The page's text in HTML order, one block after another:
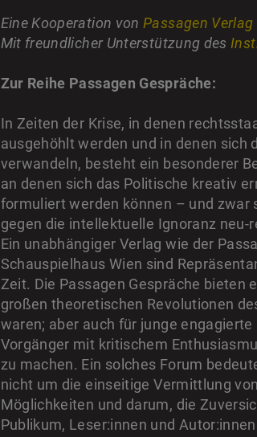
Eine Kooperation von Passagen Verlag
Mit freundlicher Unterstützung des
Zur Reihe Passagen Gespräche:
In Zeiten der Krise, in denen
ausgehöhlt werden und in denen
verwandeln, besteht ein besonderer
an denen sich das Politische kreativ
formuliert werden können – und zwar
gegen die intellektuelle Ignoranz neu-
Ein unabhängiger Verlag wie der
Schauspielhaus Wien sind
Zeit. Die Passagen Gespräche bieten
großen theoretischen Revolutionen
waren; aber auch für junge
Vorgänger mit kritischem
zu machen. Ein solches Forum
nicht um die einseitige Vermittlung
Möglichkeiten und darum, die
Publikum, Leser:innen und